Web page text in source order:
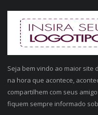
Seja bem vindo ao maior site
na hora que acontece,
compartilhem com seus
fiquem sempre informado